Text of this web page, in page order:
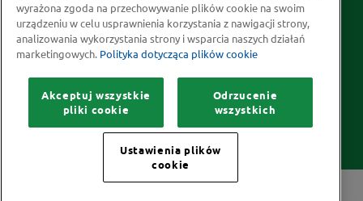
Prawa autorskie © 2026 McCormick Polska S.A.
Informacje na temat ochrony prywatności
Polityka dotycząca plików cookie
Kontakt
wyrażona zgoda na przechowywanie plików cookie na swoim
urządzeniu w celu usprawnienia korzystania z nawigacji strony,
analizowania wykorzystania strony i wsparcia naszych działań
marketingowych. Polityka dotycząca plików cookie
Akceptuj wszystkie
pliki cookie
Odrzucenie
wszystkich
Ustawienia plików
cookie